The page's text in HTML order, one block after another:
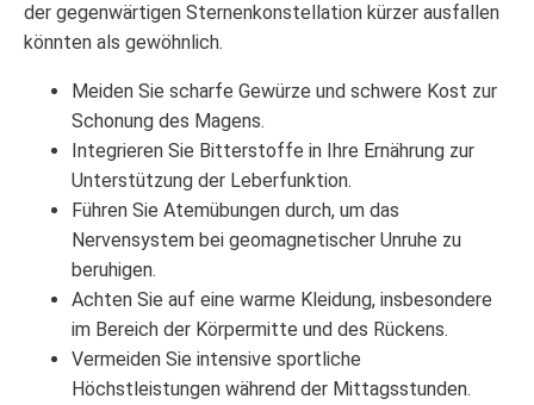
der gegenwärtigen Sternenkonstellation kürzer ausfallen
könnten als gewöhnlich.
Meiden Sie scharfe Gewürze und schwere Kost zur
Schonung des Magens.
Integrieren Sie Bitterstoffe in Ihre Ernährung zur
Unterstützung der Leberfunktion.
Führen Sie Atemübungen durch, um das
Nervensystem bei geomagnetischer Unruhe zu
beruhigen.
Achten Sie auf eine warme Kleidung, insbesondere
im Bereich der Körpermitte und des Rückens.
Vermeiden Sie intensive sportliche
Höchstleistungen während der Mittagsstunden.